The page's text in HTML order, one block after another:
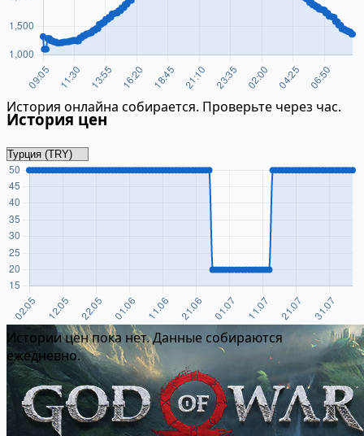
История онлайна собирается. Проверьте через час.
История цен
Истории цен пока нет. Данные собираются
ежедневно.